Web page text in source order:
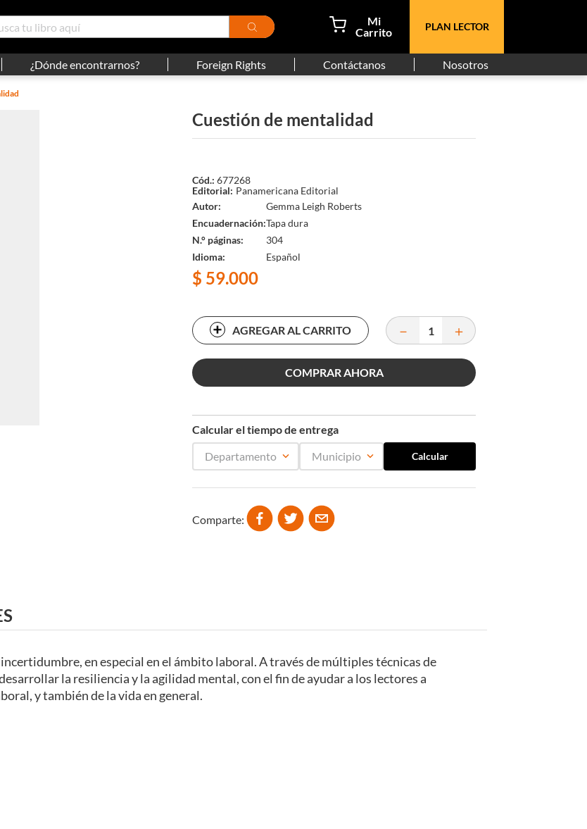
PLAN LECTOR
¿Dónde encontrarnos? Foreign Rights Contáctanos Nosotros
Cuestión de mentalidad
Panamericana Editorial
677268
Autor
Encuadernación
N.° páginas
Idioma
Gemma Leigh Roberts
Tapa dura
304
Español
$ 59.000
AGREGAR AL CARRITO ＋
－
COMPRAR AHORA
Calcular el tiempo de entrega
Departamento
Municipio
Comparte
en especial en el ámbito laboral. A través de múltiples técnicas de
la resiliencia y la agilidad mental, con el fin de ayudar a los lectores a
y también de la vida en general.